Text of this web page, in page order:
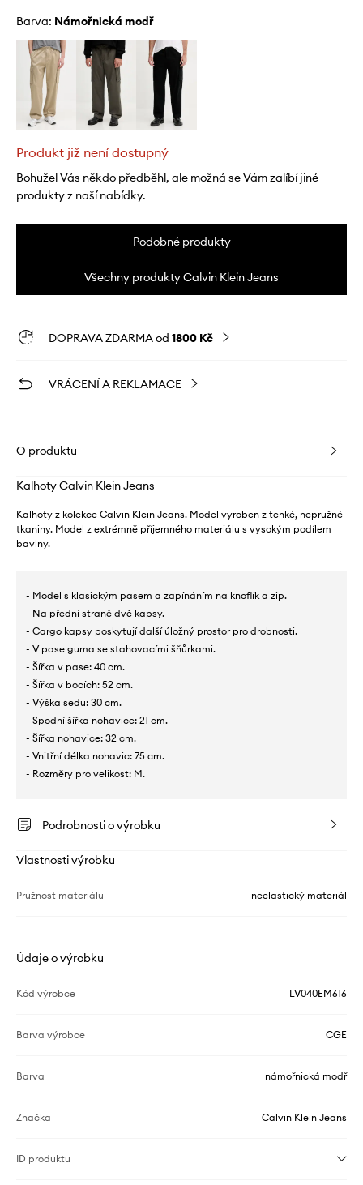
Barva: námořnická modř
Produkt již není dostupný
Bohužel Vás někdo předběhl, ale možná se Vám zalíbí jiné
produkty z naší nabídky.
Podobné produkty
Všechny produkty Calvin Klein Jeans
DOPRAVA ZDARMA od 1800 Kč
VRÁCENÍ A REKLAMACE
O produktu
Kalhoty Calvin Klein Jeans
Kalhoty z kolekce Calvin Klein Jeans. Model vyroben z tenké, nepružné
tkaniny. Model z extrémně příjemného materiálu s vysokým podílem
bavlny.
- Model s klasickým pasem a zapínáním na knoflík a zip.
- Na přední straně dvě kapsy.
- Cargo kapsy poskytují další úložný prostor pro drobnosti.
- V pase guma se stahovacími šňůrkami.
- Šířka v pase: 40 cm.
- Šířka v bocích: 52 cm.
- Výška sedu: 30 cm.
- Spodní šířka nohavice: 21 cm.
- Šířka nohavice: 32 cm.
- Vnitřní délka nohavic: 75 cm.
- Rozměry pro velikost: M.
Podrobnosti o výrobku
Vlastnosti výrobku
Pružnost materiálu neelastický materiál
Údaje o výrobku
Kód výrobce LV040EM616
Barva výrobce CGE
Barva námořnická modř
Značka Calvin Klein Jeans
ID produktu